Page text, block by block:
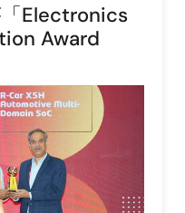
Electronics
Award